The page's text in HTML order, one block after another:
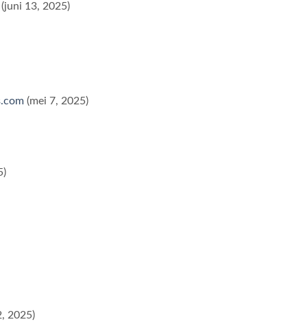
(juni 13, 2025)
(mei 7, 2025)
2025)